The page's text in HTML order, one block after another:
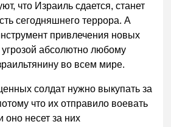
что Израиль сдается, станет
сегодняшнего террора. А
привлечения новых
угрозой абсолютно любому
во всем мире.
солдат нужно выкупать за
что их отправило воевать
оно несет за них